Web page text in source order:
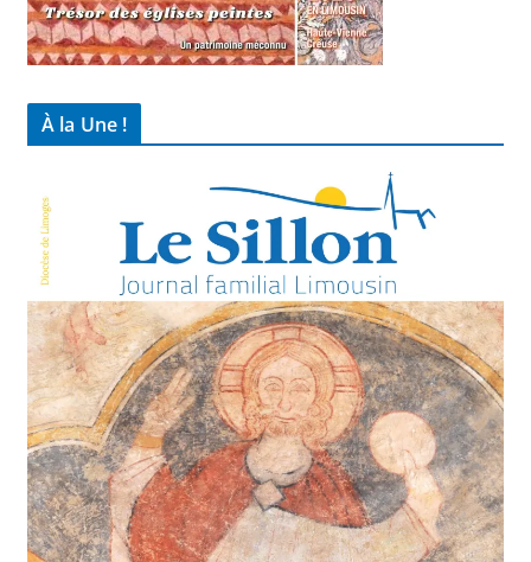
À la Une !